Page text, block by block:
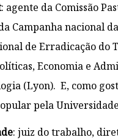
: agente da Comissão
Campanha nacional
de Erradicação do
Economia e
(Lyon). E, como
pela
: juiz do trabalho,